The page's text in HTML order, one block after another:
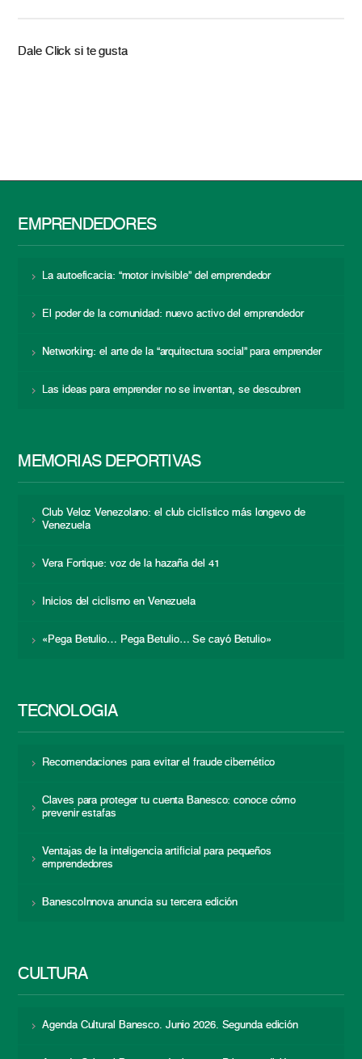
Dale Click si te gusta
EMPRENDEDORES
La autoeficacia: “motor invisible” del emprendedor
El poder de la comunidad: nuevo activo del emprendedor
Networking: el arte de la “arquitectura social” para emprender
Las ideas para emprender no se inventan, se descubren
MEMORIAS DEPORTIVAS
Club Veloz Venezolano: el club ciclístico más longevo de
Venezuela
Vera Fortique: voz de la hazaña del 41
Inicios del ciclismo en Venezuela
«Pega Betulio… Pega Betulio… Se cayó Betulio»
TECNOLOGÍA
Recomendaciones para evitar el fraude cibernético
Claves para proteger tu cuenta Banesco: conoce cómo
prevenir estafas
Ventajas de la inteligencia artificial para pequeños
emprendedores
BanescoInnova anuncia su tercera edición
CULTURA
Agenda Cultural Banesco. Junio 2026. Segunda edición